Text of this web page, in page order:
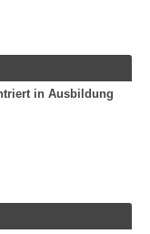
in Ausbildung